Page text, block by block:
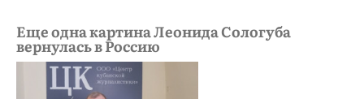
Еще одна картина Леонида Сологуба
вернулась в Россию